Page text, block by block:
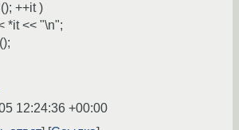
++it )
*it << "\n";
12:24:36 +00:00